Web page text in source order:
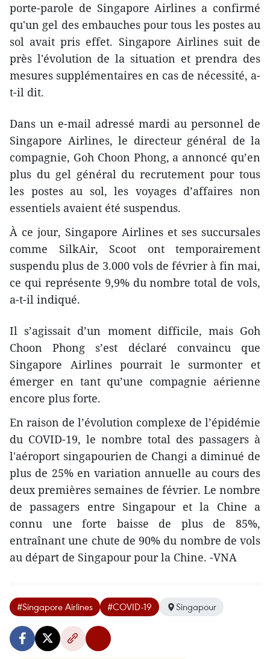
porte-parole de Singapore Airlines a confirmé
qu'un gel des embauches pour tous les postes au
sol avait pris effet. Singapore Airlines suit de
près l'évolution de la situation et prendra des
mesures supplémentaires en cas de nécessité, a-
t-il dit.
Dans un e-mail adressé mardi au personnel de
Singapore Airlines, le directeur général de la
compagnie, Goh Choon Phong, a annoncé qu’en
plus du gel général du recrutement pour tous
les postes au sol, les voyages d’affaires non
essentiels avaient été suspendus.
À ce jour, Singapore Airlines et ses succursales
comme SilkAir, Scoot ont temporairement
suspendu plus de 3.000 vols de février à fin mai,
ce qui représente 9,9% du nombre total de vols,
a-t-il indiqué.
Il s’agissait d’un moment difficile, mais Goh
Choon Phong s’est déclaré convaincu que
Singapore Airlines pourrait le surmonter et
émerger en tant qu’une compagnie aérienne
encore plus forte.
En raison de l’évolution complexe de l’épidémie
du COVID-19, le nombre total des passagers à
l'aéroport singapourien de Changi a diminué de
plus de 25% en variation annuelle au cours des
deux premières semaines de février. Le nombre
de passagers entre Singapour et la Chine a
connu une forte baisse de plus de 85%,
entraînant une chute de 90% du nombre de vols
au départ de Singapour pour la Chine. -VNA
#Singapore Airlines #COVID-19 Singapour